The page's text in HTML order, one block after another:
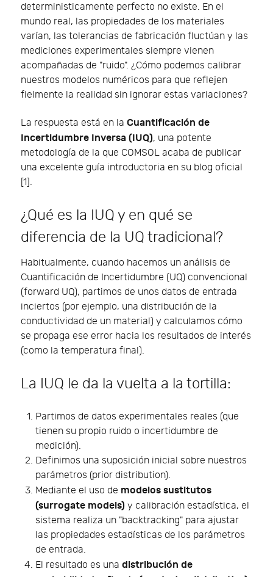
deterministicamente perfecto no existe. En el
mundo real, las propiedades de los materiales
varían, las tolerancias de fabricación fluctúan y las
mediciones experimentales siempre vienen
acompañadas de "ruido". ¿Cómo podemos calibrar
nuestros modelos numéricos para que reflejen
fielmente la realidad sin ignorar estas variaciones?
La respuesta está en la Cuantificación de
Incertidumbre Inversa (IUQ), una potente
metodología de la que COMSOL acaba de publicar
una excelente guía introductoria en su blog oficial
[1].
¿Qué es la IUQ y en qué se
diferencia de la UQ tradicional?
Habitualmente, cuando hacemos un análisis de
Cuantificación de Incertidumbre (UQ) convencional
(forward UQ), partimos de unos datos de entrada
inciertos (por ejemplo, una distribución de la
conductividad de un material) y calculamos cómo
se propaga ese error hacia los resultados de interés
(como la temperatura final).
La IUQ le da la vuelta a la tortilla:
Partimos de datos experimentales reales (que
tienen su propio ruido o incertidumbre de
medición).
Definimos una suposición inicial sobre nuestros
parámetros (prior distribution).
Mediante el uso de modelos sustitutos
(surrogate models) y calibración estadística, el
sistema realiza un "backtracking" para ajustar
las propiedades estadísticas de los parámetros
de entrada.
El resultado es una distribución de